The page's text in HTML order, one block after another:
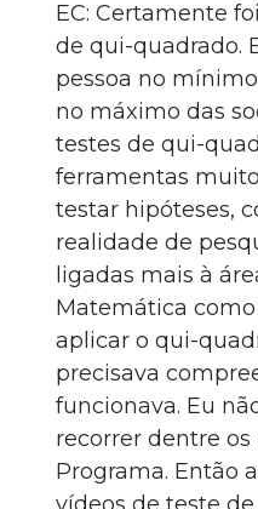
EC: Certamente
de qui-quadrado.
pessoa no
no máximo das
testes de qui-
ferramentas
testar hipóteses,
realidade de
ligadas mais à
Matemática
aplicar o qui-
precisava
funcionava. Eu
recorrer dentre os
Programa. Então